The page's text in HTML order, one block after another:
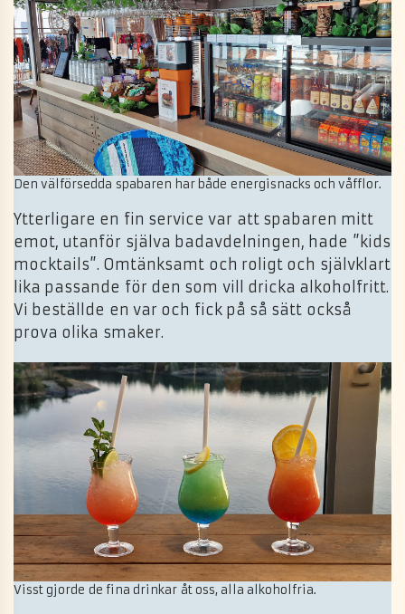
Den välförsedda spabaren har både energisnacks och våfflor.
Ytterligare en fin service var att spabaren mitt
emot, utanför själva badavdelningen, hade ”kids
mocktails”. Omtänksamt och roligt och självklart
lika passande för den som vill dricka alkoholfritt.
Vi beställde en var och fick på så sätt också
prova olika smaker.
Visst gjorde de fina drinkar åt oss, alla alkoholfria.